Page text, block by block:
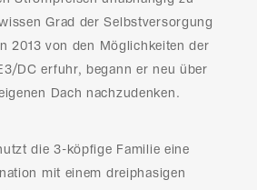
Grad der Selbstversorgung
2013 von den Möglichkeiten der
DC erfuhr, begann er neu über
Dach nachzudenken.
die 3-köpfige Familie eine
mit einem dreiphasigen